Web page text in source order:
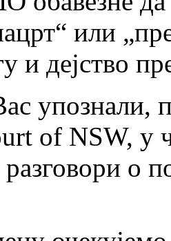
или
и дејство
упознали,
of NSW, у
о